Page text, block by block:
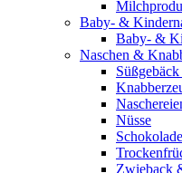
Baby- &
Baby- &
Naschen &
Nüsse
Schokolade
Zwieback